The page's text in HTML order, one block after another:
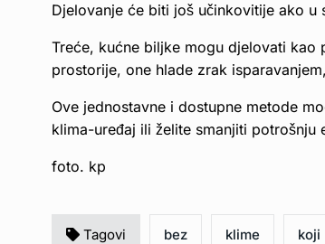
Djelovanje će biti još učinkovitije ako
Treće, kućne biljke mogu djelovati
prostorije, one hlade zrak
Ove jednostavne i dostupne metode
klima-uređaj ili želite smanjiti potrošnju
foto. kp
Tagovi bez klime koji